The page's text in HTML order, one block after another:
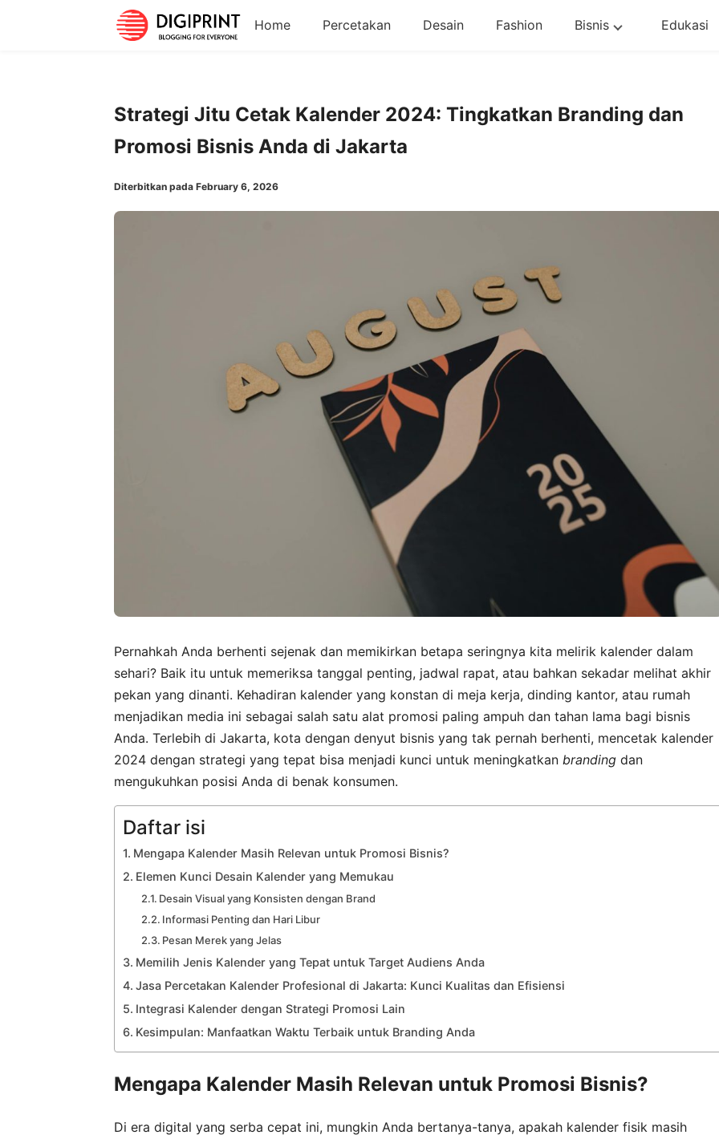
Home Percetakan Desain Fashion Bisnis Edukasi
Strategi Jitu Cetak Kalender 2024: Tingkatkan Branding dan
Promosi Bisnis Anda di Jakarta
Diterbitkan pada February 6, 2026
Pernahkah Anda berhenti sejenak dan memikirkan betapa seringnya kita melirik kalender dalam
sehari? Baik itu untuk memeriksa tanggal penting, jadwal rapat, atau bahkan sekadar melihat akhir
pekan yang dinanti. Kehadiran kalender yang konstan di meja kerja, dinding kantor, atau rumah
menjadikan media ini sebagai salah satu alat promosi paling ampuh dan tahan lama bagi bisnis
Anda. Terlebih di Jakarta, kota dengan denyut bisnis yang tak pernah berhenti, mencetak kalender
2024 dengan strategi yang tepat bisa menjadi kunci untuk meningkatkan branding dan
mengukuhkan posisi Anda di benak konsumen.
Daftar isi
Mengapa Kalender Masih Relevan untuk Promosi Bisnis?
Elemen Kunci Desain Kalender yang Memukau
Desain Visual yang Konsisten dengan Brand
Informasi Penting dan Hari Libur
Pesan Merek yang Jelas
Memilih Jenis Kalender yang Tepat untuk Target Audiens Anda
Jasa Percetakan Kalender Profesional di Jakarta: Kunci Kualitas dan Efisiensi
Integrasi Kalender dengan Strategi Promosi Lain
Kesimpulan: Manfaatkan Waktu Terbaik untuk Branding Anda
Mengapa Kalender Masih Relevan untuk Promosi Bisnis?
Di era digital yang serba cepat ini, mungkin Anda bertanya-tanya, apakah kalender fisik masih